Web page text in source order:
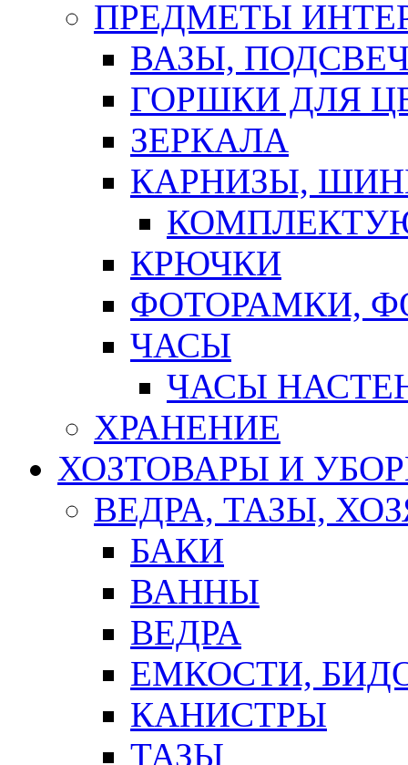
ПРЕДМЕТЫ
ВАЗЫ,
ГОРШКИ ДЛЯ
ЗЕРКАЛА
КАРНИЗЫ,
КРЮЧКИ
ФОТОРАМКИ,
ЧАСЫ
ЧАСЫ
ХРАНЕНИЕ
ХОЗТОВАРЫ И
ВЕДРА, ТАЗЫ,
БАКИ
ВАННЫ
ВЕДРА
ЕМКОСТИ,
КАНИСТРЫ
ТАЗЫ